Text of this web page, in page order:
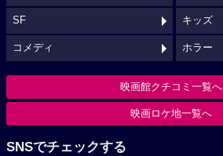
SF キッズ
コメディ ホラー
映画館クチコミ一覧へ
映画ロケ地一覧へ
SNSでチェックする